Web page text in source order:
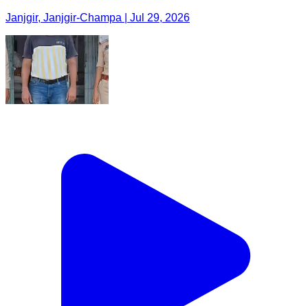
Janjgir, Janjgir-Champa | Jul 29, 2026